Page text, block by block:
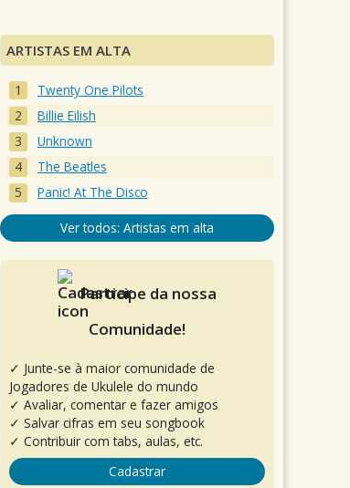
ARTISTAS EM ALTA
Twenty One Pilots
Billie Eilish
Unknown
The Beatles
Panic! At The Disco
Ver todos: Artistas em alta
Participe da nossa
Comunidade!
✓ Junte-se à maior comunidade de
Jogadores de Ukulele do mundo
✓ Avaliar, comentar e fazer amigos
✓ Salvar cifras em seu songbook
✓ Contribuir com tabs, aulas, etc.
Cadastrar